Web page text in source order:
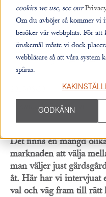
cookies we use, see our
Om du avböjer så kommer vi
besöker vår webbplats. För
önskemål måste vi dock
webbläsare så att våra
spåras.
GODKÄNN
Alla inlägg
STAKET SOM
INNE &
Susanne Wilhelmsson
Det finns en mängd
marknaden att välja
man väljer just
åt. Här har vi intervjuat
val och väg fram till rätt